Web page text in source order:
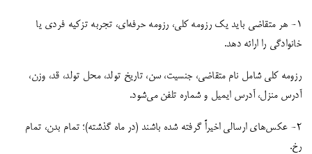
۱- هر متقاضی باید یک رزومه کلی، رزومه حرفه‌ای، تجربه تزکیه فردی یا
خانوادگی را ارائه دهد.
رزومه کلی شامل نام متقاضی، جنسیت، سن، تاریخ تولد، محل تولد، قد، وزن،
آدرس منزل، آدرس ایمیل و شماره تلفن می‌شود.
۲- عکس‌های ارسالی اخیراً گرفته شده باشند (در ماه گذشته)؛ تمام بدن، تمام
رخ.